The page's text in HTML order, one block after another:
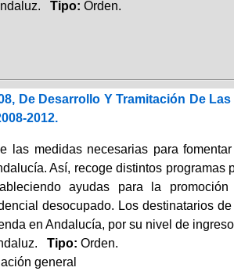
Tipo: Orden.
De Desarrollo Y Tramitación De
2012.
las medidas necesarias para
Así, recoge distintos
ayudas para la
desocupado. Los destinatarios
en Andalucía, por su nivel de
Tipo: Orden.
general